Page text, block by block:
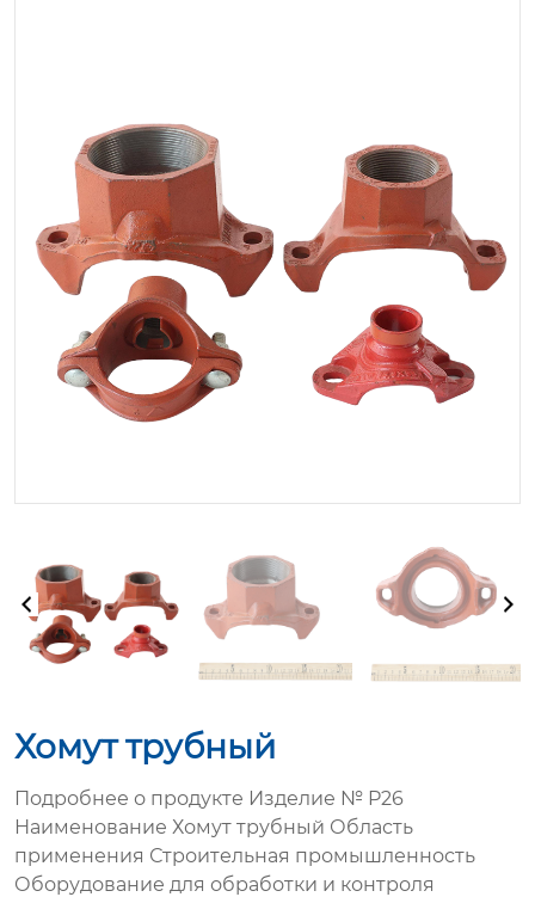
Хомут трубный
Подробнее о продукте Изделие № P26
Наименование Хомут трубный Область
применения Строительная промышленность
Оборудование для обработки и контроля